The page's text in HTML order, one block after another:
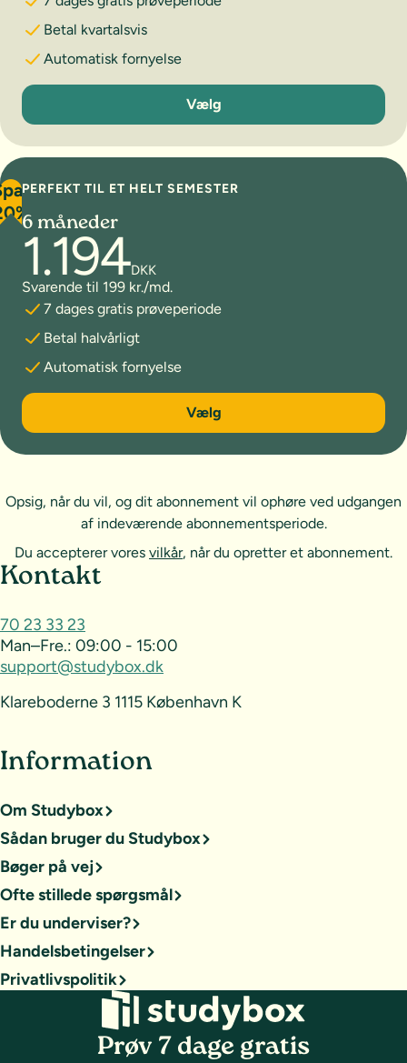
Betal kvartalsvis
Automatisk fornyelse
3 måneder
Vælg
PERFEKT TIL ET HELT SEMESTER
6 måneder
1.194DKK
Svarende til 199 kr./md.
7 dages gratis prøveperiode
Betal halvårligt
Automatisk fornyelse
6 måneder
Vælg
Opsig, når du vil, og dit abonnement vil ophøre ved udgangen
af indeværende abonnementsperiode.
Du accepterer vores vilkår, når du opretter et abonnement.
Sideoversigt og kontakt
Kontakt
70 23 33 23
Man–Fre.: 09:00 - 15:00
support@studybox.dk
Klareboderne 3 1115 København K
Information
Om Studybox
Sådan bruger du Studybox
Bøger på vej
Ofte stillede spørgsmål
Er du underviser?
Handelsbetingelser
Privatlivspolitik
Prøv 7 dage gratis